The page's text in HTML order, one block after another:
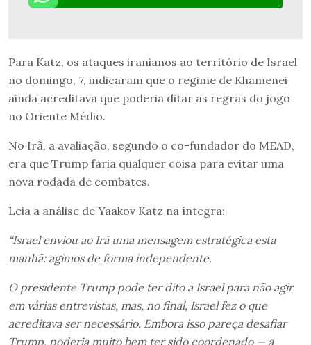
Para Katz, os ataques iranianos ao território de Israel
no domingo, 7, indicaram que o regime de Khamenei
ainda acreditava que poderia ditar as regras do jogo
no Oriente Médio.
No Irã, a avaliação, segundo o co-fundador do MEAD,
era que Trump faria qualquer coisa para evitar uma
nova rodada de combates.
Leia a análise de Yaakov Katz na íntegra:
“Israel enviou ao Irã uma mensagem estratégica esta
manhã: agimos de forma independente.
O presidente Trump pode ter dito a Israel para não agir
em várias entrevistas, mas, no final, Israel fez o que
acreditava ser necessário. Embora isso pareça desafiar
Trump, poderia muito bem ter sido coordenado — a